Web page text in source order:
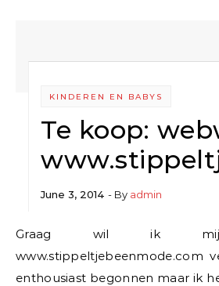
KINDEREN EN BABYS
Te koop:
June 3, 2014 - By admin
Graag wil ik mijn webwinkel
www.stippeltjebeenmode.com
enthousiast begonnen maar ik